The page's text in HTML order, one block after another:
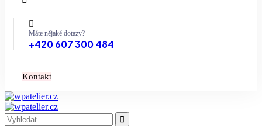
Máte nějaké dotazy?
+420 607 300 484
Kontakt